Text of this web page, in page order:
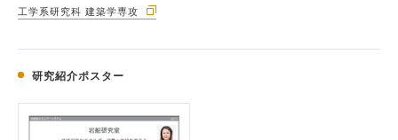
工学系研究科 建築学専攻
研究紹介ポスター